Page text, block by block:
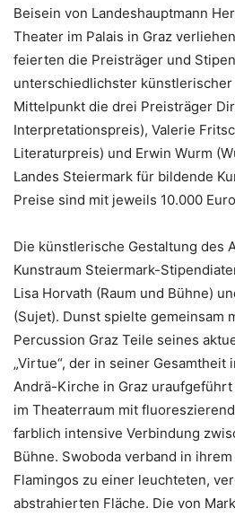
Beisein von Landeshauptmann
Theater im Palais in Graz
feierten die Preisträger und
unterschiedlichster künstlerischer
Mittelpunkt die drei Preisträger
Interpretationspreis), Valerie
Literaturpreis) und Erwin Wurm
Landes Steiermark für bildende
Preise sind mit jeweils 10.000
Die künstlerische Gestaltung des
Kunstraum Steiermark-
Lisa Horvath (Raum und Bühne)
(Sujet). Dunst spielte gemeinsam
Percussion Graz Teile seines
„Virtue“, der in seiner Gesamtheit
Andrä-Kirche in Graz
im Theaterraum mit
farblich intensive Verbindung
Bühne. Swoboda verband in
Flamingos zu einer leuchteten,
abstrahierten Fläche. Die von